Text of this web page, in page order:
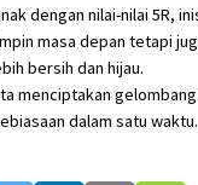
dengan nilai-nilai 5R,
masa depan tetapi
bersih dan hijau.
menciptakan
dalam satu waktu.